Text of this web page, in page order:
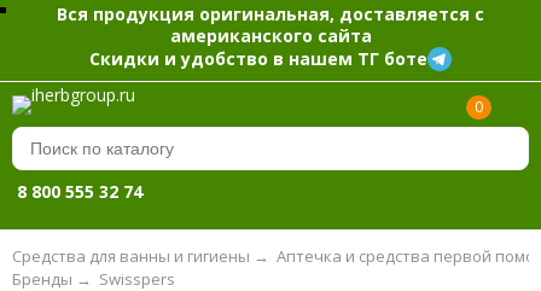
Вся продукция оригинальная, доставляется с
американского сайта
Скидки и удобство в нашем ТГ боте
0
8 800 555 32 74
Средства для ванны и гигиены → Аптечка и средства первой
Swisspers
Бренды →